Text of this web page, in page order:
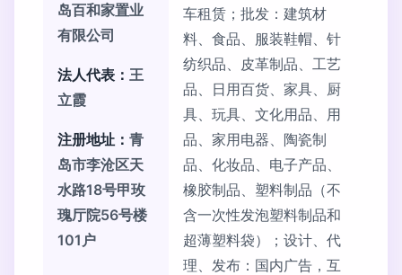
岛百和家置业
有限公司
法人代表： 王
立霞
注册地址： 青
岛市李沧区天
水路18号甲玫
瑰厅院56号楼
101户
车租赁；批发：建筑材
料、食品、服装鞋帽、针
纺织品、皮革制品、工艺
品、日用百货、家具、厨
具、玩具、文化用品、用
品、家用电器、陶瓷制
品、化妆品、电子产品、
橡胶制品、塑料制品（不
含一次性发泡塑料制品和
超薄塑料袋）；设计、代
理、发布：国内广告，互